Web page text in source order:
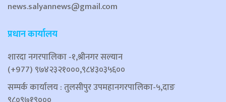
news.salyannews@gmail.com
प्रधान कार्यालय
शारदा नगरपालिका ‐१,श्रीनगर सल्यान
(+977) ९७४२३२१०००,९८४३०३५६००
सम्पर्क कार्यालय : तुलसीपुर उपमहानगरपालिका-५,दाङ